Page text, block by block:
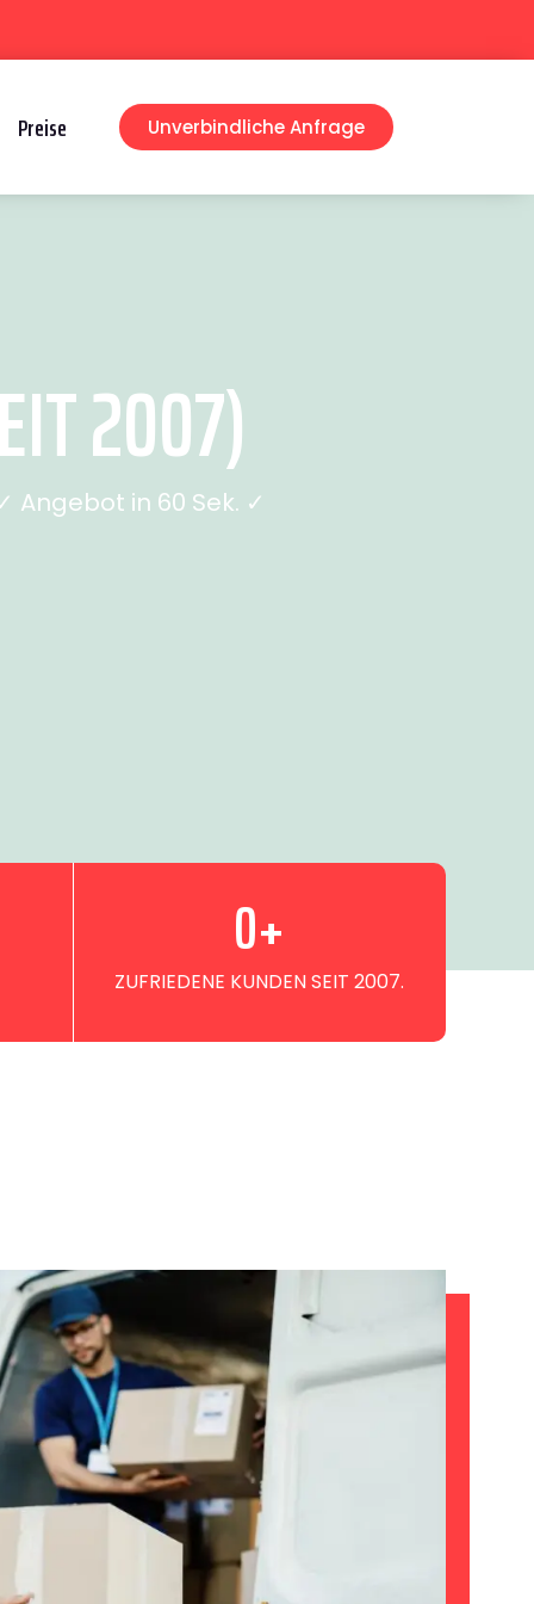
Preise Unverbindliche Anfrage
2007)
Angebot in 60 Sek. ✓
ZUFRIEDENE KUNDEN SEIT 2007.
0+